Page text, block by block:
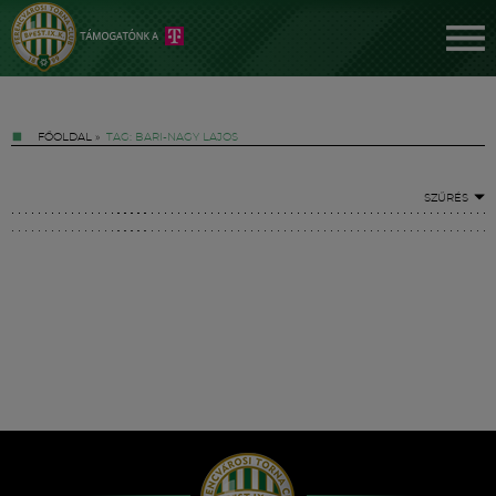
FŐOLDAL » TAG: BARI-NAGY LAJOS
SZŰRÉS
Hírek